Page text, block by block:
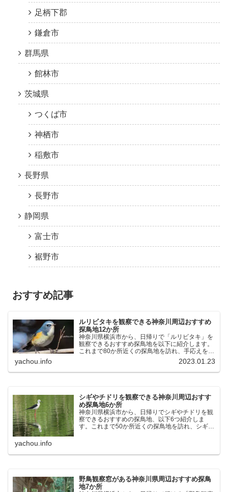
足柄下郡
鎌倉市
群馬県
館林市
茨城県
つくば市
神栖市
稲敷市
長野県
長野市
静岡県
富士市
裾野市
おすすめ記事
ルリビタキを観察できる神奈川周辺おすすめ
探鳥地12か所
神奈川県横浜市から、日帰りで「ルリビタキ」を
観察できるおすすめ探鳥地を以下に紹介します。
これまで80か所近くの探鳥地を訪れ、手応えを感
じた場所です。以下、★ が多いほど観察しやす
く、出現頻度が高いと感じた場所です。 北本自然
観察公園：埼玉県...
yachou.info 2023.01.23
シギやチドリを観察できる神奈川周辺おすす
め探鳥地6か所
神奈川県横浜市から、日帰りでシギやチドリを観
察できるおすすめの探鳥地、以下6つ紹介しま
す。これまで50か所近くの探鳥地を訪れ、シギや
yachou.info
野鳥観察窓がある神奈川県周辺おすすめ探鳥
地7か所